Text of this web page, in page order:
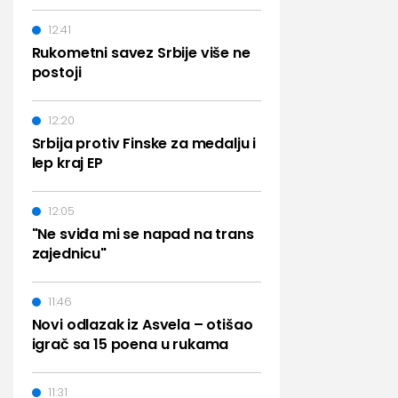
Rukometni savez Srbije više ne
postoji
12:41
Srbija protiv Finske za medalju i
lep kraj EP
12:20
"Ne sviđa mi se napad na trans
zajednicu"
12:05
Novi odlazak iz Asvela – otišao
igrač sa 15 poena u rukama
11:46
11:31